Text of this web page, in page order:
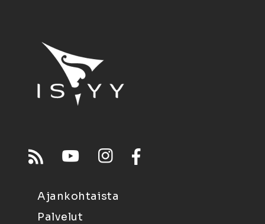
Ajankohtaista
Palvelut